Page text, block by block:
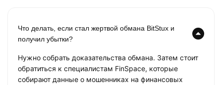
Что делать, если стал жертвой обмана BitStux и
получил убытки?
Нужно собрать доказательства обмана. Затем стоит
обратиться к специалистам FinSpace, которые
собирают данные о мошенниках на финансовых